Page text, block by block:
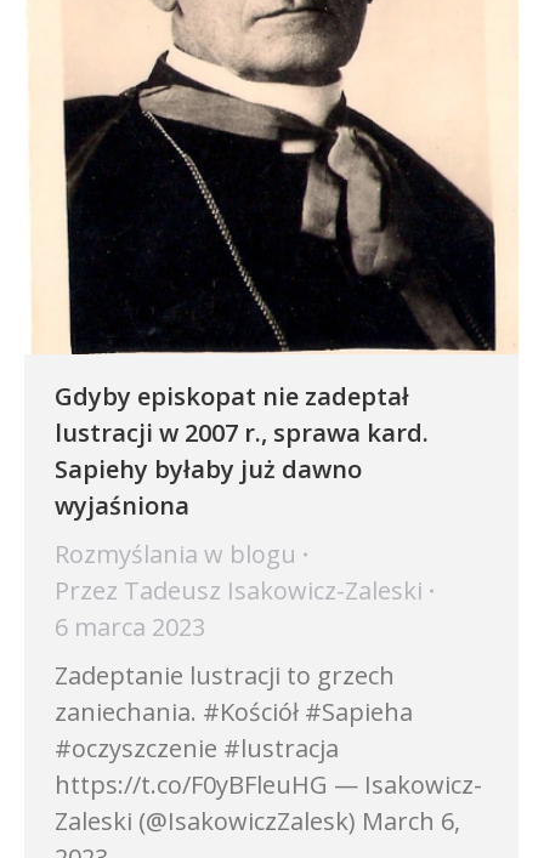
Gdyby episkopat nie zadeptał
lustracji w 2007 r., sprawa kard.
Sapiehy byłaby już dawno
wyjaśniona
Rozmyślania w blogu
Przez Tadeusz Isakowicz-Zaleski
6 marca 2023
Zadeptanie lustracji to grzech
zaniechania. #Kościół #Sapieha
#oczyszczenie #lustracja
https://t.co/F0yBFleuHG — Isakowicz-
Zaleski (@IsakowiczZalesk) March 6,